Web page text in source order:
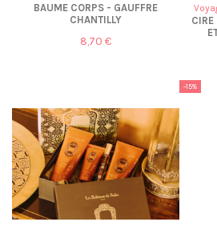
BAUME CORPS - GAUFFRE
CHANTILLY
8,70 €
-15%